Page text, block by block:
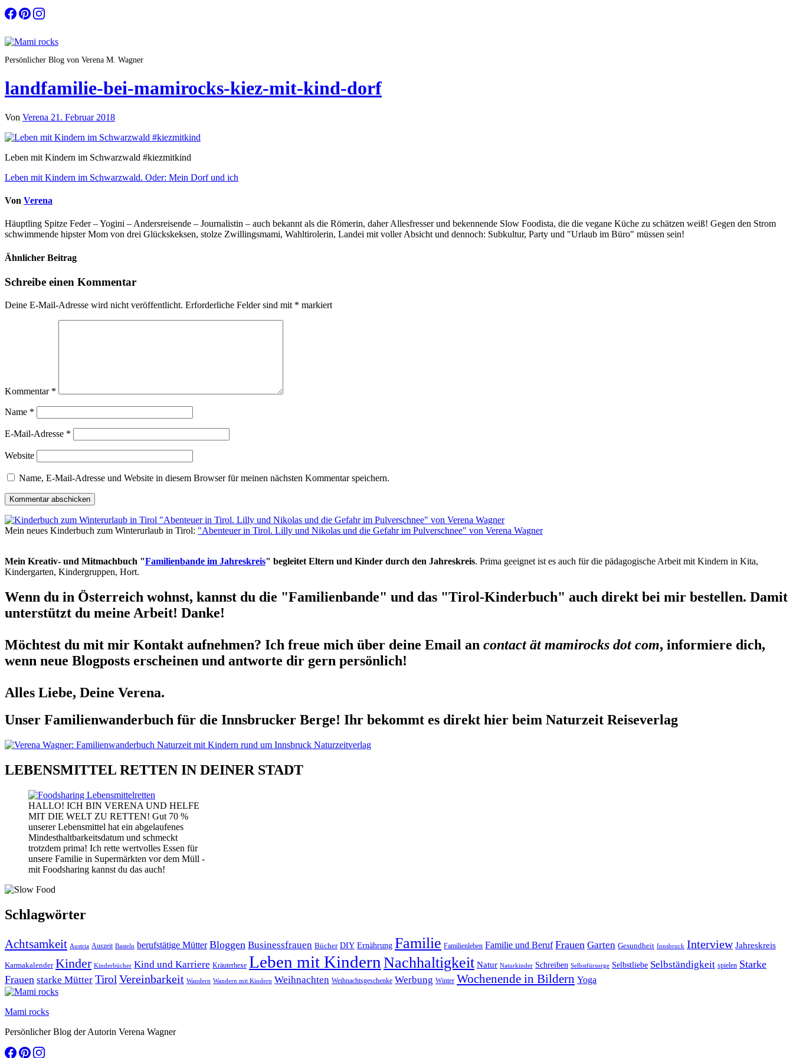
Zum
Inhalt
Persönlicher Blog von Verena M. Wagner
landfamilie-bei-mamirocks-kiez-mit-kind-dorf
Von Verena 21. Februar 2018
Leben mit Kindern im Schwarzwald #kiezmitkind
Beitragsnavigation
Leben mit Kindern im Schwarzwald. Oder: Mein Dorf und ich
Von Verena
Häuptling Spitze Feder – Yogini – Andersreisende – Journalistin – auch bekannt als die Römerin, daher Allesfresser und bekennende Slow Foodista, die die vegane Küche zu schätzen weiß! Gegen den Strom
schwimmende hipster Mom von drei Glückskeksen, stolze Zwillingsmami, Wahltirolerin, Landei mit voller Absicht und dennoch: Subkultur, Party und "Urlaub im Büro" müssen sein!
Ähnlicher Beitrag
Schreibe einen Kommentar
Deine E-Mail-Adresse wird nicht veröffentlicht. Erforderliche Felder sind mit * markiert
Kommentar *
Name *
E-Mail-Adresse *
Website
Name, E-Mail-Adresse und Website in diesem Browser für meinen nächsten Kommentar speichern.
Mein neues Kinderbuch zum Winterurlaub in Tirol: "Abenteuer in Tirol. Lilly und Nikolas und die Gefahr im Pulverschnee" von Verena Wagner
Mein Kreativ- und Mitmachbuch "Familienbande im Jahreskreis" begleitet Eltern und Kinder durch den Jahreskreis. Prima geeignet ist es auch für die pädagogische Arbeit mit Kindern in Kita,
Kindergarten, Kindergruppen, Hort.
Wenn du in Österreich wohnst, kannst du die "Familienbande" und das "Tirol-Kinderbuch" auch direkt bei mir bestellen. Damit
unterstützt du meine Arbeit! Danke!
Möchtest du mit mir Kontakt aufnehmen? Ich freue mich über deine Email an contact ät mamirocks dot com, informiere dich,
wenn neue Blogposts erscheinen und antworte dir gern persönlich!
Alles Liebe, Deine Verena.
Unser Familienwanderbuch für die Innsbrucker Berge! Ihr bekommt es direkt hier beim Naturzeit Reiseverlag
LEBENSMITTEL RETTEN IN DEINER STADT
HALLO! ICH BIN VERENA UND HELFE
MIT DIE WELT ZU RETTEN! Gut 70 %
unserer Lebensmittel hat ein abgelaufenes
Mindesthaltbarkeitsdatum und schmeckt
trotzdem prima! Ich rette wertvolles Essen für
unsere Familie in Supermärkten vor dem Müll -
mit Foodsharing kannst du das auch!
Schlagwörter
Achtsamkeit Austria Auszeit Basteln berufstätige Mütter Bloggen Businessfrauen Bücher DIY Ernährung Familie Familienleben Familie und Beruf Frauen Garten Gesundheit Innsbruck Interview Jahreskreis
Karmakalender Kinder Kinderbücher Kind und Karriere Kräuterhexe Leben mit Kindern Nachhaltigkeit Natur Naturkinder Schreiben Selbstfürsorge Selbstliebe Selbständigkeit spielen Starke
Frauen starke Mütter Tirol Vereinbarkeit Wandern Wandern mit Kindern Weihnachten Weihnachtsgeschenke Werbung Winter Wochenende in Bildern Yoga
Mami rocks
Persönlicher Blog der Autorin Verena Wagner